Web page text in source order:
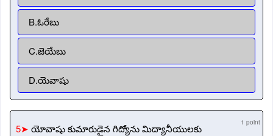
B.ఓరేబు
C.జెయేబు
D.యెవాషు
5➤ యోవాషు కుమారుడైన గిద్యోను మిద్యానీయులకు
1 point